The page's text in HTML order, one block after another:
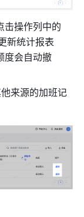
新统计报表
度会自动撤
来源的加班记